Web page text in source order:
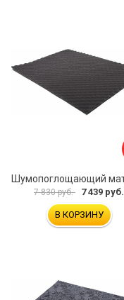
7 830 руб. 7 439 руб.
В КОРЗИНУ